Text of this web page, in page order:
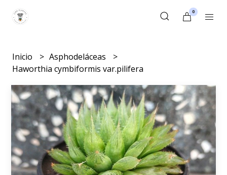
0
Inicio
Asphodeláceas
Haworthia cymbiformis var.pilifera